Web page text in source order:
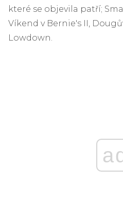
které se objevila patří;
Víkend v Bernie's II,
Lowdown.